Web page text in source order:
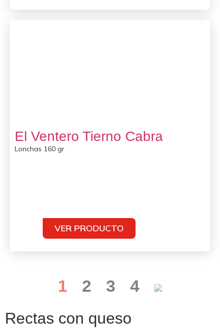
El Ventero Tierno Cabra
Lonchas 160 gr
VER PRODUCTO
1 2 3 4
Rectas con queso